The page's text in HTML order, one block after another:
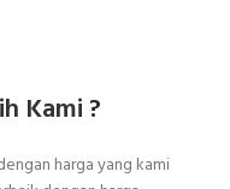
Kami ?
harga yang kami